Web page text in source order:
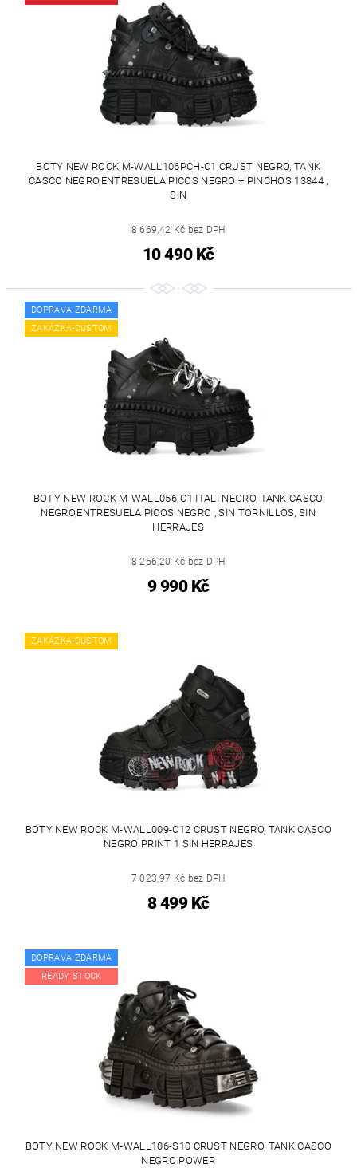
BOTY NEW ROCK M-WALL106PCH-C1 CRUST NEGRO, TANK
CASCO NEGRO,ENTRESUELA PICOS NEGRO + PINCHOS 13844 ,
SIN
8 669,42 Kč bez DPH
10 490 Kč
DOPRAVA ZDARMA
ZAKÁZKA-CUSTOM
BOTY NEW ROCK M-WALL056-C1 ITALI NEGRO, TANK CASCO
NEGRO,ENTRESUELA PICOS NEGRO , SIN TORNILLOS, SIN
HERRAJES
8 256,20 Kč bez DPH
9 990 Kč
ZAKÁZKA-CUSTOM
BOTY NEW ROCK M-WALL009-C12 CRUST NEGRO, TANK CASCO
NEGRO PRINT 1 SIN HERRAJES
7 023,97 Kč bez DPH
8 499 Kč
DOPRAVA ZDARMA
READY STOCK
BOTY NEW ROCK M-WALL106-S10 CRUST NEGRO, TANK CASCO
NEGRO POWER